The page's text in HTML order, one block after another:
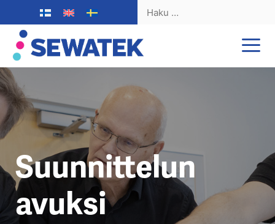
Haku:
Siirry
sisältöön
Suunnittelun
avuksi